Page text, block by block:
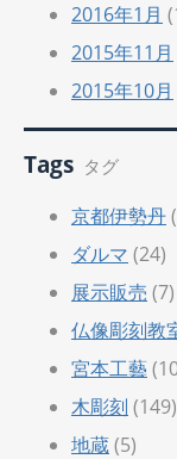
2016年1月
2015年11月
2015年10月
Tags タグ
京都伊勢丹
ダルマ (24)
展示販売 (7)
仏像彫刻教
宮本工藝
木彫刻 (149)
地蔵(5)